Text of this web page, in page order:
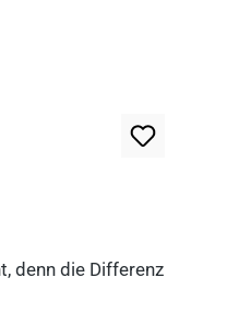
denn die Differenz